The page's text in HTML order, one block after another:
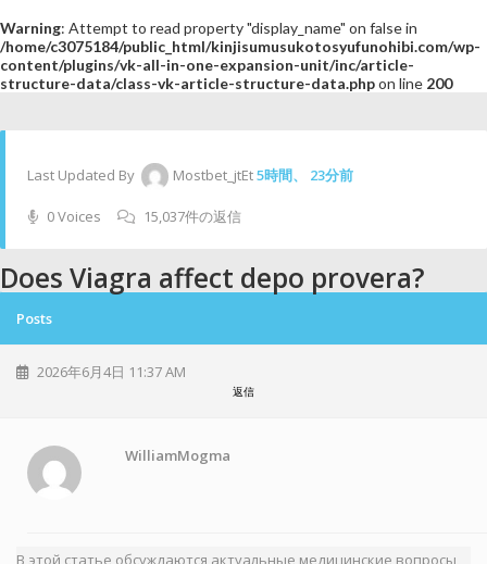
Warning: Attempt to read property "display_name" on false in
/home/c3075184/public_html/kinjisumusukotosyufunohibi.com/wp-
content/plugins/vk-all-in-one-expansion-unit/inc/article-
structure-data/class-vk-article-structure-data.phpon line 200
Last Updated By Mostbet_jtEt5時間、 23分前
0 Voices 15,037件の返信
Does Viagra affect depo provera?
Posts
2026年6月4日 11:37 AM
返信
WilliamMogma
В этой статье обсуждаются актуальные медицинские вопросы,